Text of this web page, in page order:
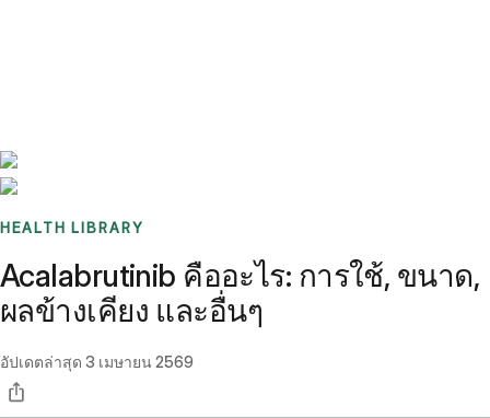
HEALTH LIBRARY
Acalabrutinib คืออะไร: การใช้, ขนาด,
ผลข้างเคียง และอื่นๆ
อัปเดตล่าสุด 3 เมษายน 2569